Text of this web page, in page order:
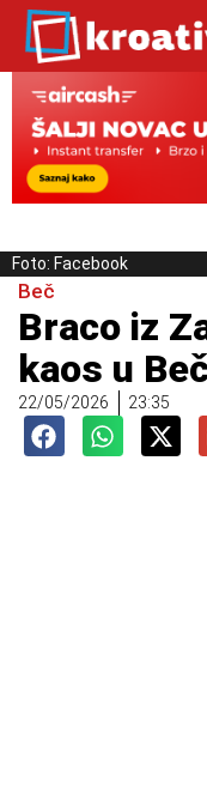
Foto: Facebook
Beč
Braco iz
kaos u
22/05/2026 23:35